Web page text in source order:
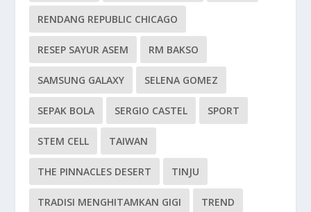
RENDANG REPUBLIC CHICAGO
RESEP SAYUR ASEM RM BAKSO
SAMSUNG GALAXY SELENA GOMEZ
SEPAK BOLA SERGIO CASTEL SPORT
STEM CELL TAIWAN
THE PINNACLES DESERT TINJU
TRADISI MENGHITAMKAN GIGI TREND